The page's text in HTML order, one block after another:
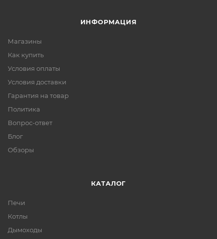
ИНФОРМАЦИЯ
Магазины
Как купить
Условия оплаты
Условия доставки
Гарантия на товар
Политика
Вопрос-ответ
Блог
Обзоры
КАТАЛОГ
Печи
Котлы
Дымоходы